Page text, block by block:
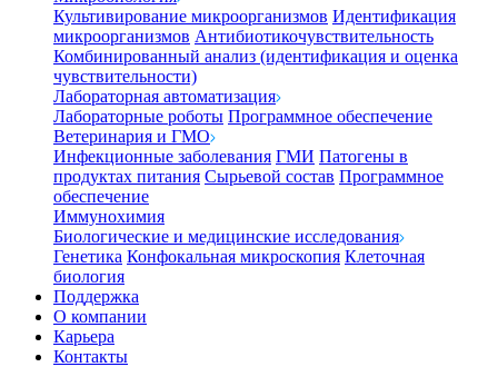
Культивирование микроорганизмов Идентификация
микроорганизмов Антибиотикочувствительность
Комбинированный анализ (идентификация и оценка
чувствительности)
Лабораторная автоматизация
Лабораторные роботы Программное обеспечение
Ветеринария и ГМО
Инфекционные заболевания ГМИ Патогены в
продуктах питания Сырьевой состав Программное
обеспечение
Иммунохимия
Биологические и медицинские исследования
Генетика Конфокальная микроскопия Клеточная
биология
Поддержка
О компании
Карьера
Контакты